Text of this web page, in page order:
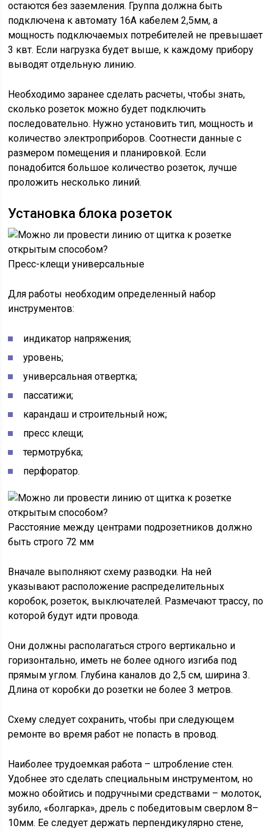
остаются без заземления. Группа должна быть
подключена к автомату 16А кабелем 2,5мм, а
мощность подключаемых потребителей не превышает
3 квт. Если нагрузка будет выше, к каждому прибору
выводят отдельную линию.
Необходимо заранее сделать расчеты, чтобы знать,
сколько розеток можно будет подключить
последовательно. Нужно установить тип, мощность и
количество электроприборов. Соотнести данные с
размером помещения и планировкой. Если
понадобится большое количество розеток, лучше
проложить несколько линий.
Установка блока розеток
Пресс-клещи универсальные
Для работы необходим определенный набор
инструментов:
индикатор напряжения;
уровень;
универсальная отвертка;
пассатижи;
карандаш и строительный нож;
пресс клещи;
термотрубка;
перфоратор.
Расстояние между центрами подрозетников должно
быть строго 72 мм
Вначале выполняют схему разводки. На ней
указывают расположение распределительных
коробок, розеток, выключателей. Размечают трассу, по
которой будут идти провода.
Они должны располагаться строго вертикально и
горизонтально, иметь не более одного изгиба под
прямым углом. Глубина каналов до 2,5 см, ширина 3.
Длина от коробки до розетки не более 3 метров.
Схему следует сохранить, чтобы при следующем
ремонте во время работ не попасть в провод.
Наиболее трудоемкая работа – штробление стен.
Удобнее это сделать специальным инструментом, но
можно обойтись и подручными средствами – молоток,
зубило, «болгарка», дрель с победитовым сверлом 8–
10мм. Ее следует держать перпендикулярно стене,